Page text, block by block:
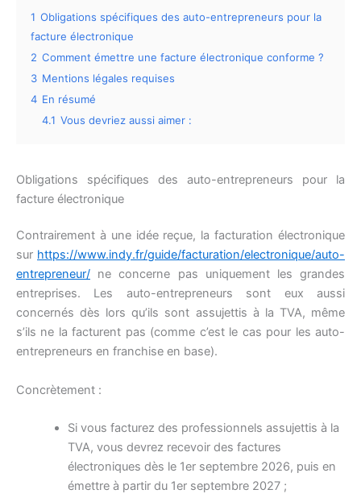
1 Obligations spécifiques des auto-entrepreneurs pour la
facture électronique
2 Comment émettre une facture électronique conforme ?
3 Mentions légales requises
4 En résumé
4.1 Vous devriez aussi aimer :
Obligations spécifiques des auto-entrepreneurs pour la
facture électronique
Contrairement à une idée reçue, la facturation électronique
sur https://www.indy.fr/guide/facturation/electronique/auto-
entrepreneur/ ne concerne pas uniquement les grandes
entreprises. Les auto-entrepreneurs sont eux aussi
concernés dès lors qu’ils sont assujettis à la TVA, même
s’ils ne la facturent pas (comme c’est le cas pour les auto-
entrepreneurs en franchise en base).
Concrètement :
Si vous facturez des professionnels assujettis à la
TVA, vous devrez recevoir des factures
électroniques dès le 1er septembre 2026, puis en
émettre à partir du 1er septembre 2027 ;